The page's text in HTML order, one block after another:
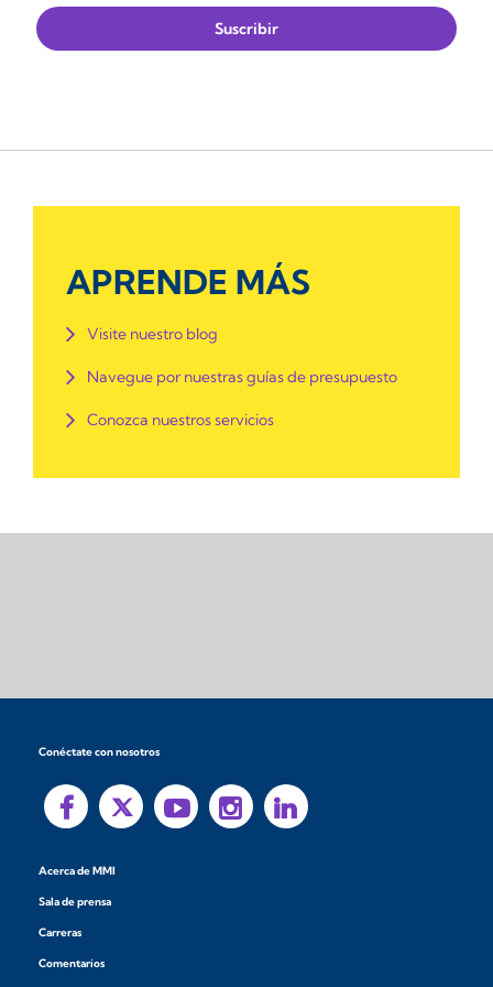
APRENDE MÁS
Visite nuestro blog
Navegue por nuestras guías de presupuesto
Conozca nuestros servicios
Conéctate con nosotros
Acerca de MMI
Sala de prensa
Carreras
Comentarios